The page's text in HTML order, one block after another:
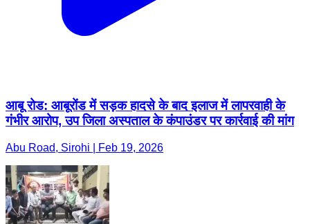
आबू रोड: आबूरोंड में सड़क हादसे के बाद इलाज में लापरवाही के
गंभीर आरोप, उप जिला अस्पताल के कंपाउंडर पर कार्रवाई की मांग
Abu Road, Sirohi | Feb 19, 2026